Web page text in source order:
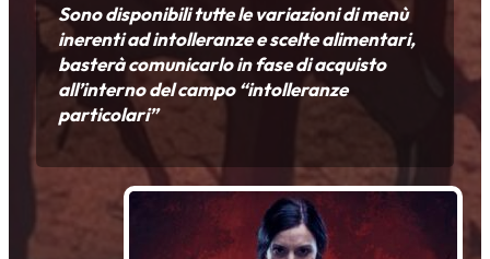
Sono disponibili tutte le variazioni di menù
inerenti ad intolleranze e scelte alimentari,
basterà comunicarlo in fase di acquisto
all’interno del campo “intolleranze
particolari”